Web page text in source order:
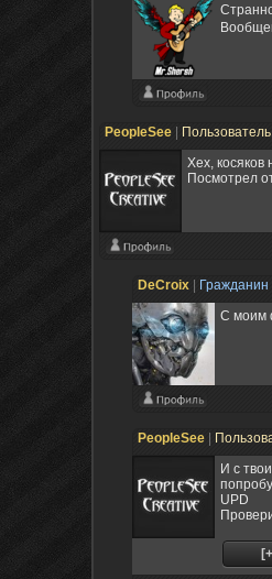
PeopleSee
Хех,
Посмотрел
DeCroix
Гражданин
С моим
PeopleSee
И с
UPD